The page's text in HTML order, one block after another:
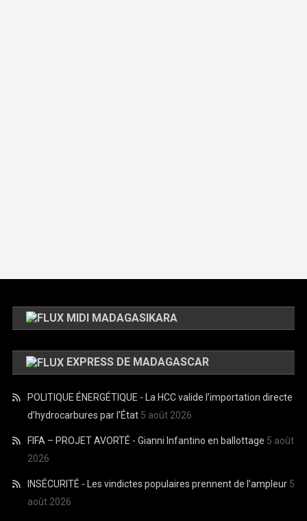
MIDI MADAGASIKARA
EXPRESS DE MADAGASCAR
POLITIQUE ÉNERGÉTIQUE - La HCC valide l’importation directe
d’hydrocarbures par l’État 5 août 2026
FIFA – PROJET AVORTÉ - Gianni Infantino en ballottage 5 août
2026
INSÉCURITÉ - Les vindictes populaires prennent de l’ampleur 5
août 2026